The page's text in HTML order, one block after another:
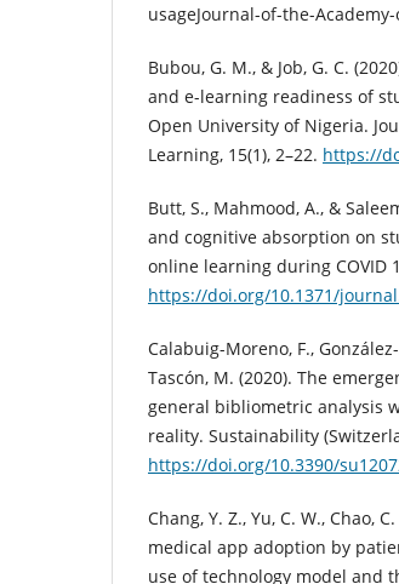
usageJournal-of-the-
Bubou, G. M., & Job, G. C.
and e-learning readiness of
Open University of Nigeria.
Learning, 15(1), 2–22. https://
Butt, S., Mahmood, A., &
and cognitive absorption on
online learning during COVID
https://doi.org/10.1371/
Calabuig-Moreno, F.,
Tascón, M. (2020). The
general bibliometric analysis
reality. Sustainability
https://doi.org/10.3390/
Chang, Y. Z., Yu, C. W., Chao,
medical app adoption by
use of technology model and